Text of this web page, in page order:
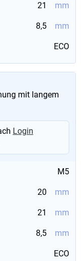
21 mm
8,5 mm
ECO
mit langem
M5
20 mm
21 mm
8,5 mm
ECO
Login